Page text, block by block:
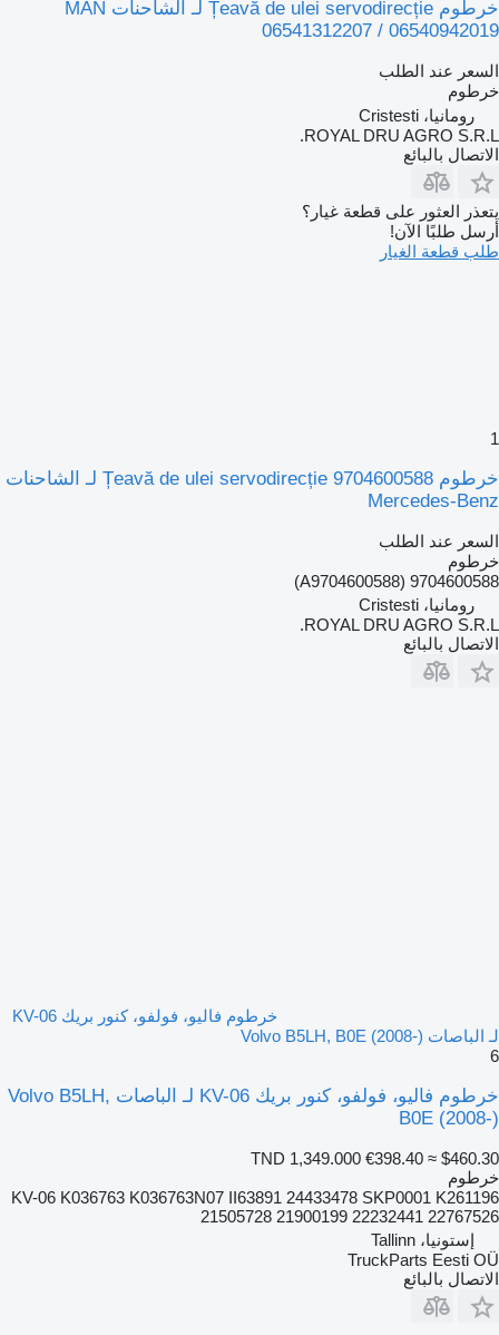
خرطوم Țeavă de ulei servodirecție لـ الشاحنات MAN
06541312207 / 06540942019
السعر عند الطلب
خرطوم
رومانيا، Cristesti
ROYAL DRU AGRO S.R.L.
الاتصال بالبائع
يتعذر العثور على قطعة غيار؟
أرسل طلبًا الآن!
طلب قطعة الغيار
1
خرطوم Țeavă de ulei servodirecție 9704600588 لـ الشاحنات
Mercedes-Benz
السعر عند الطلب
خرطوم
9704600588 (A9704600588)
رومانيا، Cristesti
ROYAL DRU AGRO S.R.L.
الاتصال بالبائع
خرطوم فاليو، فولفو، كنور بريك KV-06
لـ الباصات Volvo B5LH, B0E (2008-)
6
خرطوم فاليو، فولفو، كنور بريك KV-06 لـ الباصات Volvo B5LH,
B0E (2008-)
TND 1,349.000 €398.40 ≈ $460.30
خرطوم
KV-06 K036763 K036763N07 II63891 24433478 SKP0001 K261196
21505728 21900199 22232441 22767526
إستونيا، Tallinn
TruckParts Eesti OÜ
الاتصال بالبائع